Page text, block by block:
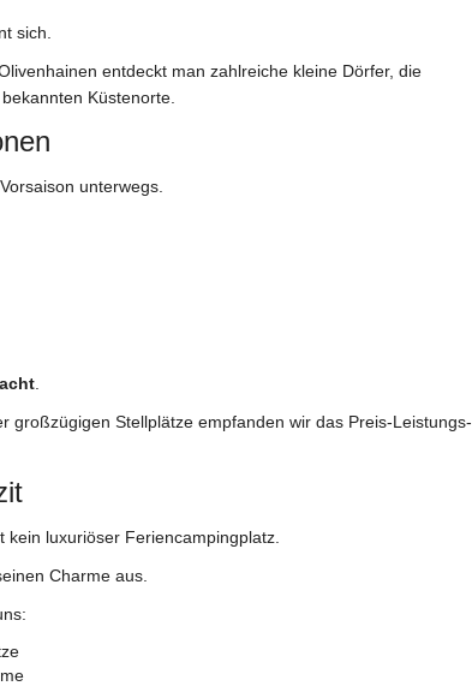
sich.
entdeckt man zahlreiche kleine Dörfer, die
Küstenorte.
unterwegs.
großzügigen Stellplätze empfanden wir das Preis-Leistungs-
kein luxuriöser Feriencampingplatz.
Charme aus.